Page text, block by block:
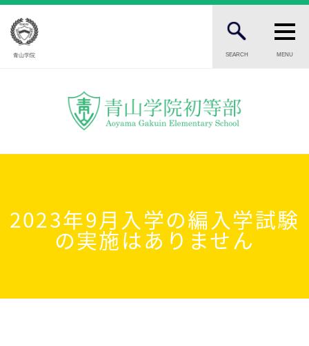
青山学院 SEARCH MENU
児童・保護者の方へ
受験生の方へ
INTRODUCTION
教育理念・目標
2023年9月入学の編入学試験
の実施はありません